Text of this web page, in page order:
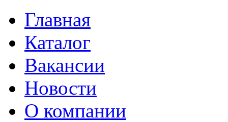
Главная
Каталог
Вакансии
Новости
О компании